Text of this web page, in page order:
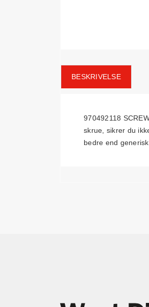
BESKRIVELSE
970492118
skrue, sikrer du
bedre end